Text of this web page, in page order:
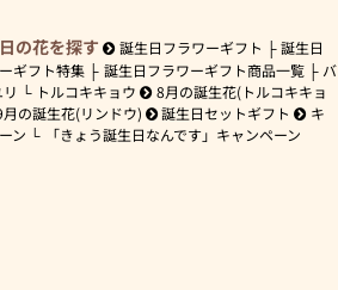
の花を探す 誕生日フラワーギフト
誕生日
ギフト特集
誕生日フラワーギフト商品一覧
バ
トルコキキョウ
8月の誕生花(トルコキキョ
月の誕生花(リンドウ) 誕生日セットギフト
キ
ン
「きょう誕生日なんです」キャンペーン